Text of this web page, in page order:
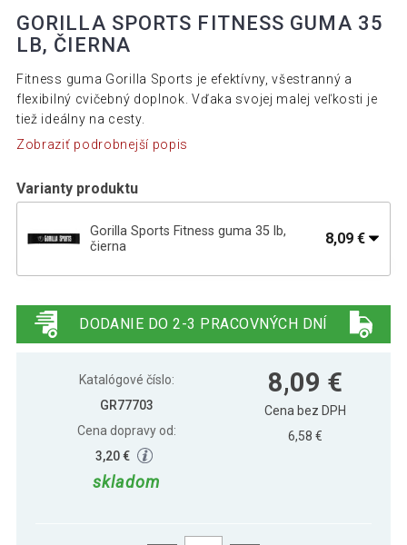
GORILLA SPORTS FITNESS GUMA 35
LB, ČIERNA
Fitness guma Gorilla Sports je efektívny, všestranný a
flexibilný cvičebný doplnok. Vďaka svojej malej veľkosti je
tiež ideálny na cesty.
Zobraziť podrobnejší popis
Varianty produktu
Gorilla Sports Fitness guma 35 lb,
čierna
8,09 €
Gorilla Sports Fitness guma 20 lb, žltá
Gorilla Sports Fitness guma 25 lb, modrá
DODANIE DO 2-3 PRACOVNÝCH DNÍ
Katalógové číslo:
GR77703
Cena dopravy od:
3,20 €
skladom
8,09 €
Cena bez DPH
6,58 €